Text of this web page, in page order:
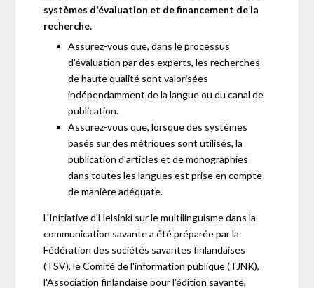
systèmes d'évaluation et de financement de la
recherche.
Assurez-vous que, dans le processus
d'évaluation par des experts, les recherches
de haute qualité sont valorisées
indépendamment de la langue ou du canal de
publication.
Assurez-vous que, lorsque des systèmes
basés sur des métriques sont utilisés, la
publication d'articles et de monographies
dans toutes les langues est prise en compte
de manière adéquate.
L'Initiative d'Helsinki sur le multilinguisme dans la
communication savante a été préparée par la
Fédération des sociétés savantes finlandaises
(TSV), le Comité de l'information publique (TJNK),
l'Association finlandaise pour l'édition savante,